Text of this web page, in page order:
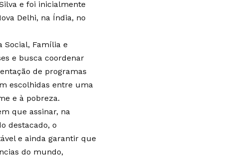
e foi inicialmente
Delhi, na Índia, no
Social, Família e
e busca coordenar
de programas
escolhidas entre uma
e à pobreza.
que assinar, na
destacado, o
e ainda garantir que
do mundo,